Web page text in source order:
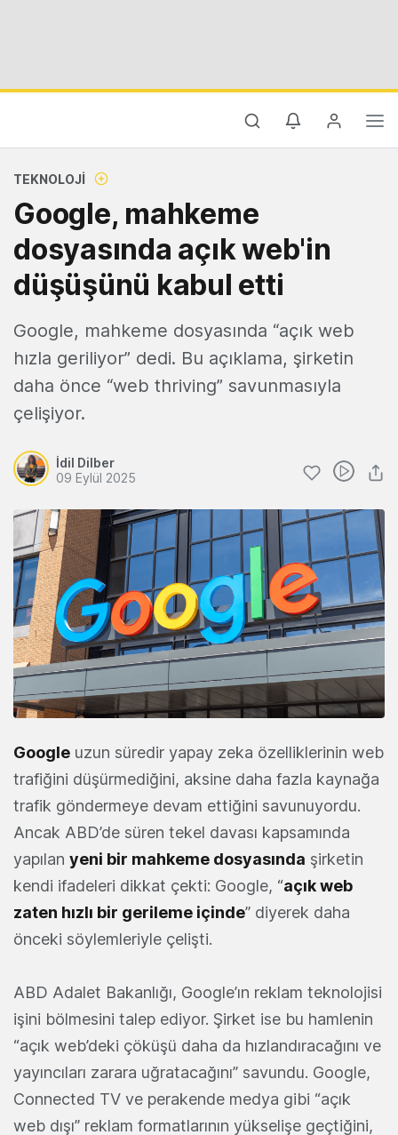
TEKNOLOJI
Google, mahkeme
dosyasında açık web'in
düşüşünü kabul etti
Google, mahkeme dosyasında “açık web
hızla geriliyor” dedi. Bu açıklama, şirketin
daha önce “web thriving” savunmasıyla
çelişiyor.
İdil Dilber
09 Eylül 2025
Google uzun süredir yapay zeka özelliklerinin web
trafiğini düşürmediğini, aksine daha fazla kaynağa
trafik göndermeye devam ettiğini savunuyordu.
Ancak ABD’de süren tekel davası kapsamında
yapılan yeni bir mahkeme dosyasında şirketin
kendi ifadeleri dikkat çekti: Google, “açık web
zaten hızlı bir gerileme içinde” diyerek daha
önceki söylemleriyle çelişti.
ABD Adalet Bakanlığı, Google’ın reklam teknolojisi
işini bölmesini talep ediyor. Şirket ise bu hamlenin
“açık web’deki çöküşü daha da hızlandıracağını ve
yayıncıları zarara uğratacağını” savundu. Google,
Connected TV ve perakende medya gibi “açık
web dışı” reklam formatlarının yükselişe geçtiğini,